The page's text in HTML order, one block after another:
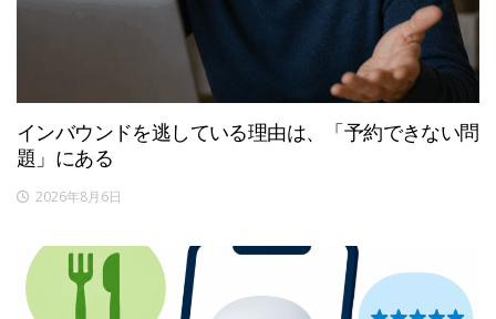
インバウンドを逃している理由は、「予約できない問
題」にある
2026年8月6日